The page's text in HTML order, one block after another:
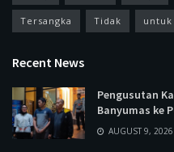
Tersangka Tidak untuk
Recent News
Pengusutan
Banyumas ke
AUGUST 9, 2026